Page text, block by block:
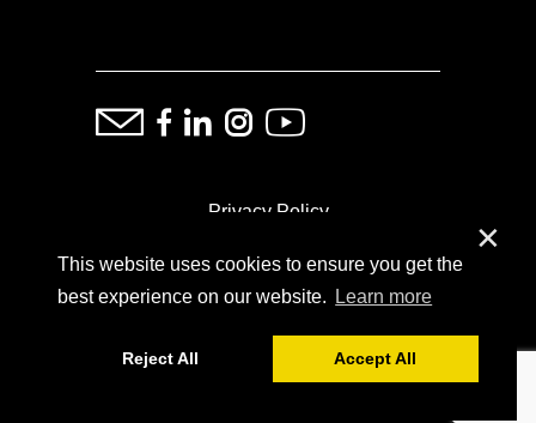
This website uses cookies to ensure you get the
best experience on our website.
Learn more
Reject All Accept All
✕
Privacy Policy
ⓒ Copyright: Demand Fairs & Media, 2014-2026
Powered by SoFar